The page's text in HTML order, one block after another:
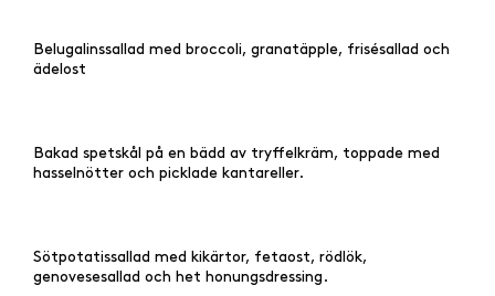
Belugalinssallad med broccoli, granatäpple, frisésallad och
ädelost
Bakad spetskål på en bädd av tryffelkräm, toppade med
hasselnötter och picklade kantareller.
Sötpotatissallad med kikärtor, fetaost, rödlök,
genovesesallad och het honungsdressing.